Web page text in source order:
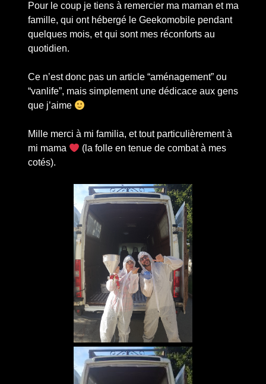
Pour le coup je tiens à remercier ma maman et ma
famille, qui ont hébergé le Geekomobile pendant
quelques mois, et qui sont mes réconforts au
quotidien.
Ce n’est donc pas un article “aménagement” ou
“vanlife”, mais simplement une dédicace aux gens
que j’aime
Mille merci à mi familia, et tout particulièrement à
mi mama
(la folle en tenue de combat à mes
cotés).